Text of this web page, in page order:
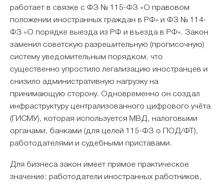
работает в связке с ФЗ № 115-ФЗ «О правовом
положении иностранных граждан в РФ» и ФЗ № 114-
ФЗ «О порядке выезда из РФ и въезда в РФ». Закон
заменил советскую разрешительную (прописочную)
систему уведомительным порядком, что
существенно упростило легализацию иностранцев и
снизило административную нагрузку на
принимающую сторону. Одновременно он создал
инфраструктуру централизованного цифрового учёта
(ГИСМУ), которая используется МВД, налоговыми
органами, банками (для целей 115-ФЗ о ПОД/ФТ),
работодателями и судебными приставами.
Для бизнеса закон имеет прямое практическое
значение: работодатели иностранных работников,